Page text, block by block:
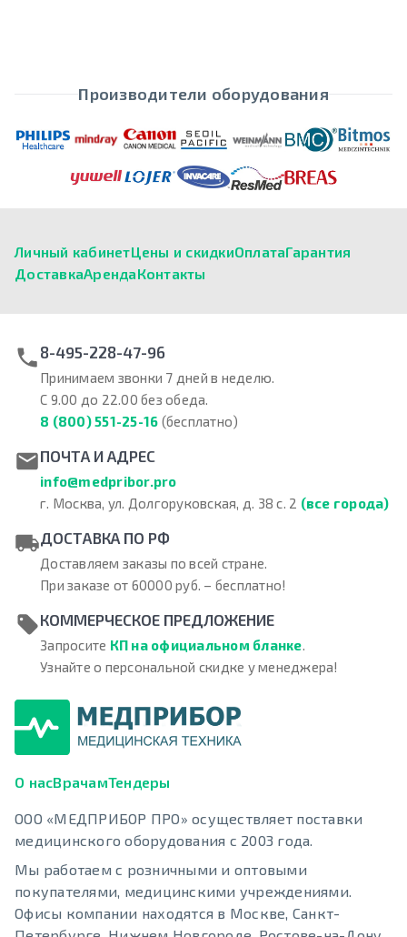
Производители оборудования
Личный кабинетЦены и скидкиОплатаГарантия
ДоставкаАрендаКонтакты
8-495-228-47-96
Принимаем звонки 7 дней в неделю.
С 9.00 до 22.00 без обеда.
8 (800) 551-25-16 (бесплатно)
ПОЧТА И АДРЕС
info@medpribor.pro
г. Москва, ул. Долгоруковская, д. 38 с. 2 (все города)
ДОСТАВКА ПО РФ
Доставляем заказы по всей стране.
При заказе от 60000 руб. – бесплатно!
КОММЕРЧЕСКОЕ ПРЕДЛОЖЕНИЕ
Запросите КП на официальном бланке.
Узнайте о персональной скидке у менеджера!
О насВрачамТендеры
ООО «МЕДПРИБОР ПРО» осуществляет поставки
медицинского оборудования с 2003 года.
Мы работаем с розничными и оптовыми
покупателями, медицинскими учреждениями.
Офисы компании находятся в Москве, Санкт-